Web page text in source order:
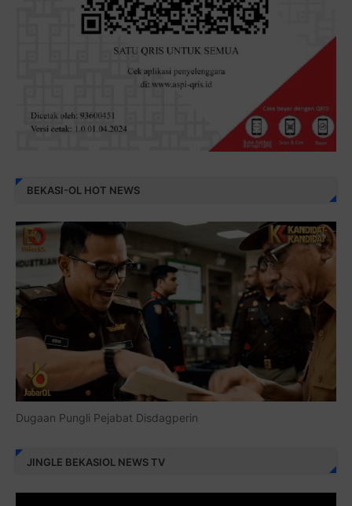
BEKASI-OL HOT NEWS
Dugaan Pungli Pejabat Disdagperin
JINGLE BEKASIOL NEWS TV